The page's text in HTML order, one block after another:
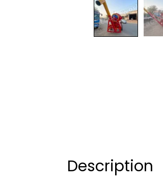
Description